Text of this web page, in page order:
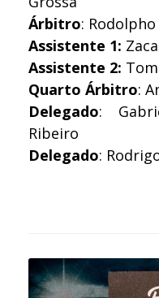
Árbitro:
Assistente 1:
Assistente 2:
Quarto Árbitro:
Delegado:
Ribeiro
Delegado: